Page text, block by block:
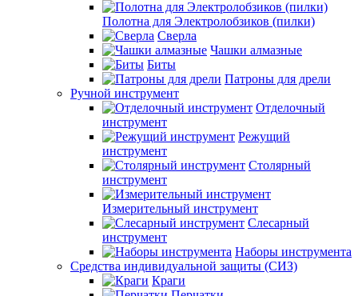
Полотна для Электролобзиков (пилки)
Сверла
Чашки алмазные
Биты
Патроны для дрели
Ручной инструмент
Отделочный
инструмент
Режущий
инструмент
Столярный
инструмент
Измерительный инструмент
Слесарный
инструмент
Наборы инструмента
Средства индивидуальной защиты (СИЗ)
Краги